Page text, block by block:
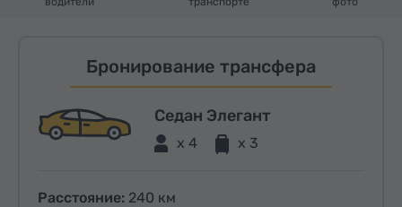
Бронирование трансфера
Седан Элегант
x 4 x 3
Расстояние: 240 км